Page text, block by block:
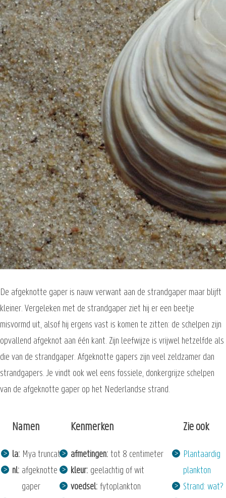
De afgeknotte gaper is nauw verwant aan de strandgaper maar blijft
kleiner. Vergeleken met de strandgaper ziet hij er een beetje
misvormd uit, alsof hij ergens vast is komen te zitten: de schelpen zijn
opvallend afgeknot aan één kant. Zijn leefwijze is vrijwel hetzelfde als
die van de strandgaper. Afgeknotte gapers zijn veel zeldzamer dan
strandgapers. Je vindt ook wel eens fossiele, donkergrijze schelpen
van de afgeknotte gaper op het Nederlandse strand.
Namen
la Mya truncata
nl afgeknotte
gaper
Kenmerken
afmetingen tot 8 centimeter
kleur geelachtig of wit
voedsel fytoplankton
Zie ook
Plantaardig
plankton
Strand: wat?